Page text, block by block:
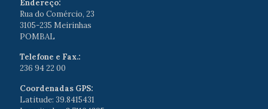
Endereço:
Rua do Comércio, 23
3105-235 Meirinhas
POMBAL
Telefone e Fax.:
236 94 22 00
Coordenadas GPS:
Latitude: 39.8415431